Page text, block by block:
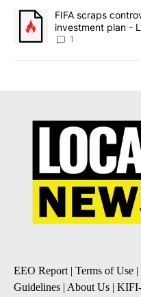
A trending article titled
FIFA scraps
investment plan -
1
EEO Report| Terms of Use |
Guidelines | About Us |